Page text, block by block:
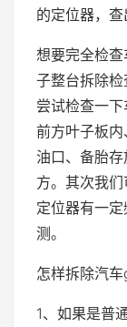
的定位器，查
想要完全检
子整台拆除
尝试检查一下
前方叶子板
油口、备胎
方。其次我
定位器有一
测。
怎样拆除汽
1、如果是普